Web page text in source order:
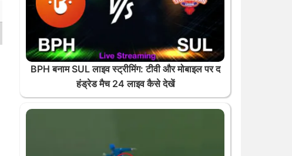
BPH बनाम SUL लाइव स्ट्रीमिंग: टीवी और मोबाइल पर द
हंड्रेड मैच 24 लाइव कैसे देखें